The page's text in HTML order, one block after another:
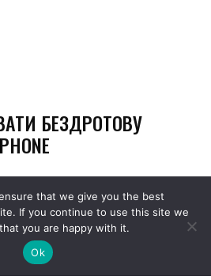
that we give you the best
If you continue to use this site we
you are happy with it.
Ok